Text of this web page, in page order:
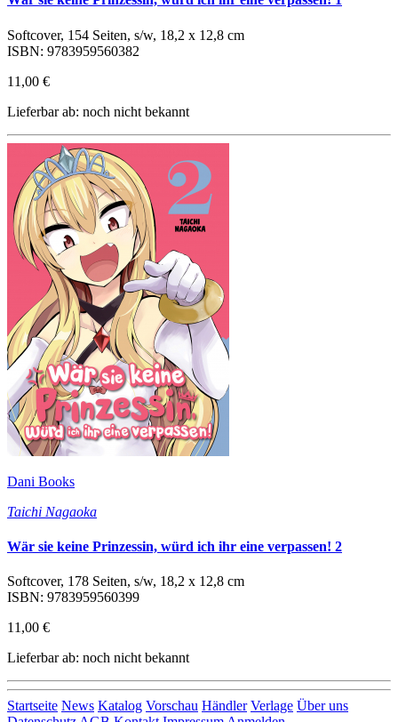
Softcover, 154 Seiten, s/w, 18,2 x 12,8 cm
ISBN: 9783959560382
11,00 €
Lieferbar ab: noch nicht bekannt
Dani Books
Taichi Nagaoka
Wär sie keine Prinzessin, würd ich ihr eine verpassen! 2
Softcover, 178 Seiten, s/w, 18,2 x 12,8 cm
ISBN: 9783959560399
11,00 €
Lieferbar ab: noch nicht bekannt
Startseite News Katalog Vorschau Händler Verlage Über uns